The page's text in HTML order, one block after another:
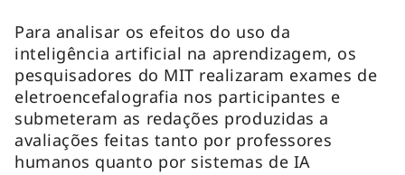
Para analisar os efeitos do uso da
inteligência artificial na aprendizagem, os
pesquisadores do MIT realizaram exames de
eletroencefalografia nos participantes e
submeteram as redações produzidas a
avaliações feitas tanto por professores
humanos quanto por sistemas de IA